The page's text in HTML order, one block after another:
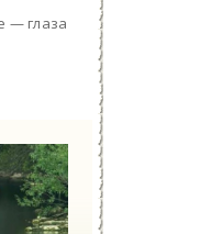
— глаза